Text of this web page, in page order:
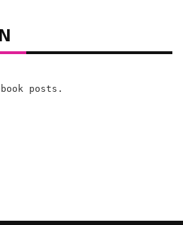
posts.